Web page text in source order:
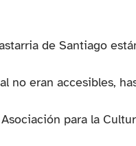
de Santiago
no eran accesibles,
para la